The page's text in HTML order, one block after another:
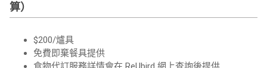
算）
$200/爐具
免費即棄餐具提供